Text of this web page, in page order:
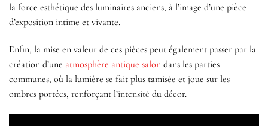
la force esthétique des luminaires anciens, à l’image d’une pièce
d’exposition intime et vivante.
Enfin, la mise en valeur de ces pièces peut également passer par la
création d’une atmosphère antique salon dans les parties
communes, où la lumière se fait plus tamisée et joue sur les
ombres portées, renforçant l’intensité du décor.